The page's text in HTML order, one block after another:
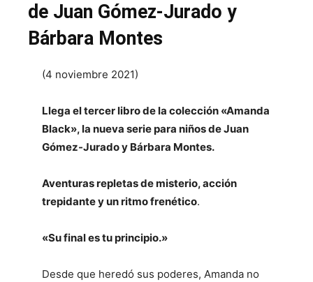
de Juan Gómez-Jurado y
Bárbara Montes
(4 noviembre 2021)
Llega el tercer libro de la colección «Amanda
Black», la nueva serie para niños de Juan
Gómez-Jurado y Bárbara Montes.
Aventuras repletas de misterio, acción
trepidante y un ritmo frenético.
«Su final es tu principio.»
Desde que heredó sus poderes, Amanda no